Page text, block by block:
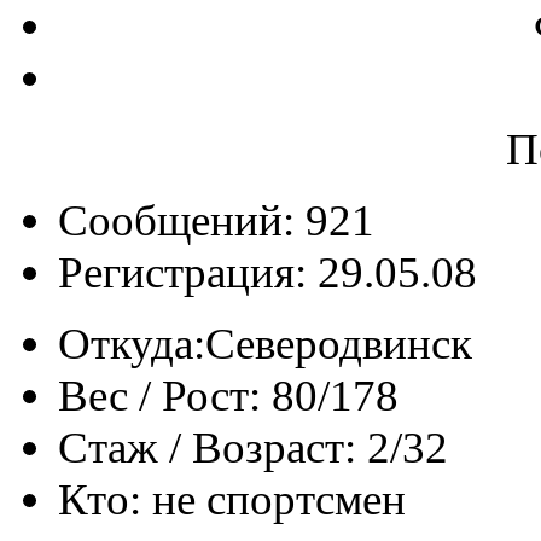
Сообщений: 921
Регистрация: 29.05.08
Откуда:Северодвинск
Вес / Рост: 80/178
Стаж / Возраст: 2/32
Кто: не спортсмен